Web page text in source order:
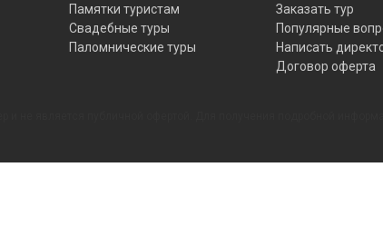
Памятки туристам
Свадебные туры
Паломнические туры
Заказать тур
Популярные
Написать
Договор оферта